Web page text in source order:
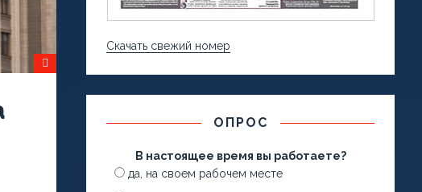
Скачать свежий номер
ОПРОС
В настоящее время вы работаете?
да, на своем рабочем месте